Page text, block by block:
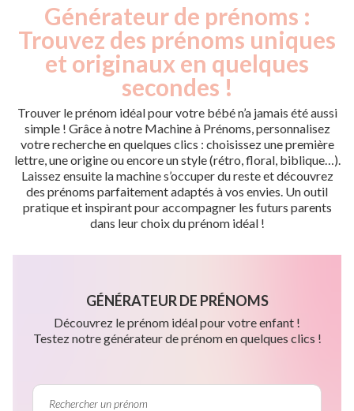
Générateur de prénoms :
Trouvez des prénoms uniques
et originaux en quelques
secondes !
Trouver le prénom idéal pour votre bébé n’a jamais été aussi
simple ! Grâce à notre Machine à Prénoms, personnalisez
votre recherche en quelques clics : choisissez une première
lettre, une origine ou encore un style (rétro, floral, biblique…).
Laissez ensuite la machine s’occuper du reste et découvrez
des prénoms parfaitement adaptés à vos envies. Un outil
pratique et inspirant pour accompagner les futurs parents
dans leur choix du prénom idéal !
GÉNÉRATEUR DE PRÉNOMS
Découvrez le prénom idéal pour votre enfant !
Testez notre générateur de prénom en quelques clics !